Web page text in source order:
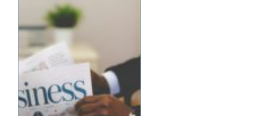
komponenter i
tungindustri, brukes
...